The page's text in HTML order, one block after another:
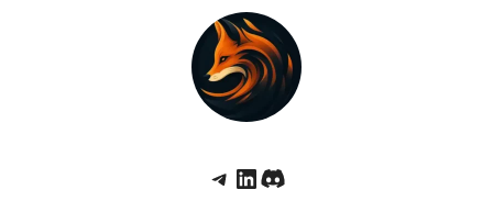
Telegram
LinkedIn
Discord